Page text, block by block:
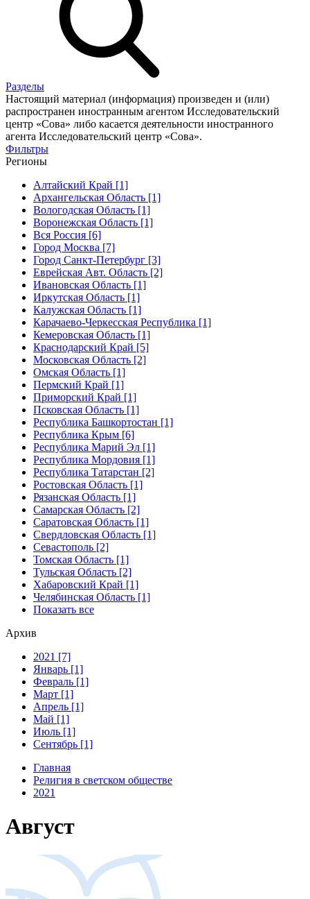
Разделы
Настоящий материал (информация) произведен и (или)
распространен иностранным агентом Исследовательский
центр «Сова» либо касается деятельности иностранного
агента Исследовательский центр «Сова».
Фильтры
Регионы
Алтайский Край [1]
Архангельская Область [1]
Вологодская Область [1]
Воронежская Область [1]
Вся Россия [6]
Город Москва [7]
Город Санкт-Петербург [3]
Еврейская Авт. Область [2]
Ивановская Область [1]
Иркутская Область [1]
Калужская Область [1]
Карачаево-Черкесская Республика [1]
Кемеровская Область [1]
Краснодарский Край [5]
Московская Область [2]
Омская Область [1]
Пермский Край [1]
Приморский Край [1]
Псковская Область [1]
Республика Башкортостан [1]
Республика Крым [6]
Республика Марий Эл [1]
Республика Мордовия [1]
Республика Татарстан [2]
Ростовская Область [1]
Рязанская Область [1]
Самарская Область [2]
Саратовская Область [1]
Свердловская Область [1]
Севастополь [2]
Томская Область [1]
Тульская Область [2]
Хабаровский Край [1]
Челябинская Область [1]
Показать все
Архив
2021 [7]
Январь [1]
Февраль [1]
Март [1]
Апрель [1]
Май [1]
Июль [1]
Сентябрь [1]
Главная
Религия в светском обществе
2021
Август